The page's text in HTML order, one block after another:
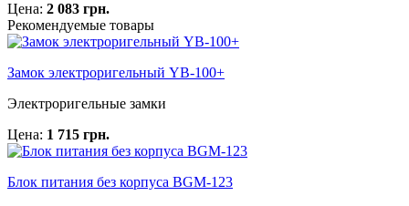
Цена: 2 083 грн.
Рекомендуемые товары
Замок электроригельный YB-100+
Электроригельные замки
Цена: 1 715 грн.
Блок питания без корпуса BGM-123